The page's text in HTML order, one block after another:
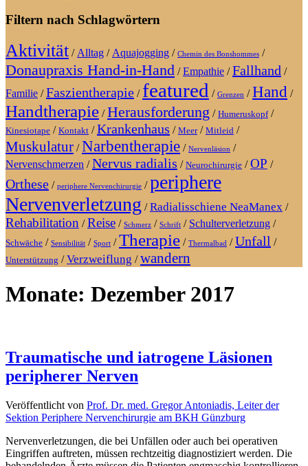
Filtern nach Schlagwörtern
Aktivität / Alltag / Aquajogging / Chemin des Bonshommes /
Donaupraxis Hand-in-Hand /Empathie /Fallhand /
Familie /Faszientherapie / featured / Grenzen /Hand /
Handtherapie /Herausforderung / Humeruskopf/
Kinesiotape / Kontakt /Krankenhaus / Meer/ Mitleid /
Muskulatur /Narbentherapie / Nervenläsion /
Nervenschmerzen /Nervus radialis / Neurochirurgie /OP /
Orthese / periphere Nervenchirurgie /periphere
Nervenverletzung /Radialisschiene NeaManex /
Rehabilitation /Reise / Schmerz / Schrift / Schulterverletzung /
Schwäche / Sensibilität / Sport /Therapie / Thermalbad /Unfall /
Unterstützung /Verzweiflung /wandern
Monate: Dezember 2017
Traumatische und iatrogene Läsionen
peripherer Nerven
Veröffentlicht von Prof. Dr. med. Gregor Antoniadis, Leiter der
Sektion Periphere Nervenchirurgie am BKH Günzburg
Nervenverletzungen, die bei Unfällen oder auch bei operativen
Eingriffen auftreten, müssen rechtzeitig diagnostiziert werden. Die